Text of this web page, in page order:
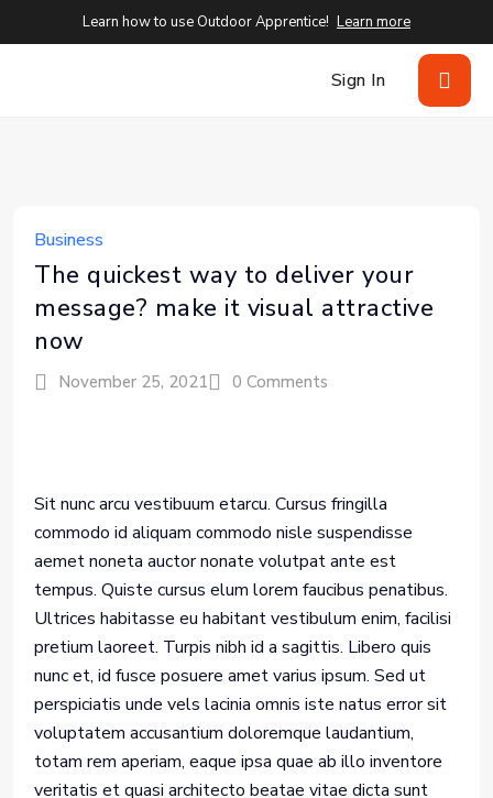
Learn how to use Outdoor Apprentice! Learn more
Sign In
Business
The quickest way to deliver your
message? make it visual attractive
now
November 25, 2021 0 Comments
Sit nunc arcu vestibuum etarcu. Cursus fringilla
commodo id aliquam commodo nisle suspendisse
aemet noneta auctor nonate volutpat ante est
tempus. Quiste cursus elum lorem faucibus penatibus.
Ultrices habitasse eu habitant vestibulum enim, facilisi
pretium laoreet. Turpis nibh id a sagittis. Libero quis
nunc et, id fusce posuere amet varius ipsum. Sed ut
perspiciatis unde vels lacinia omnis iste natus error sit
voluptatem accusantium doloremque laudantium,
totam rem aperiam, eaque ipsa quae ab illo inventore
veritatis et quasi architecto beatae vitae dicta sunt